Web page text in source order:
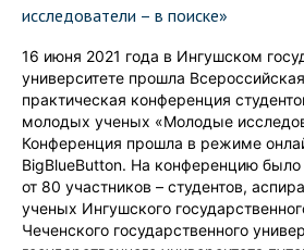
исследователи – в поиске»
16 июня 2021 года в Ингушском
университете прошла
практическая конференция
молодых ученых «Молодые
Конференция прошла в режиме
BigBlueButton. На конференцию было
от 80 участников – студентов,
ученых Ингушского
Чеченского государственного